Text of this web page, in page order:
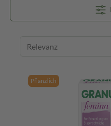
Pflanzlich